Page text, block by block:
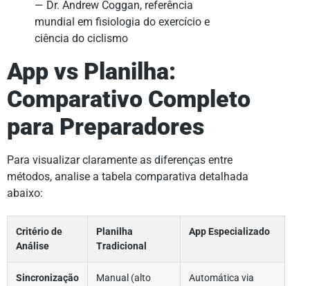
— Dr. Andrew Coggan, referência
mundial em fisiologia do exercício e
ciência do ciclismo
App vs Planilha:
Comparativo Completo
para Preparadores
Para visualizar claramente as diferenças entre
métodos, analise a tabela comparativa detalhada
abaixo:
Critério de
Análise
Planilha
Tradicional
App Especializado
Sincronização
Manual (alto
Automática via